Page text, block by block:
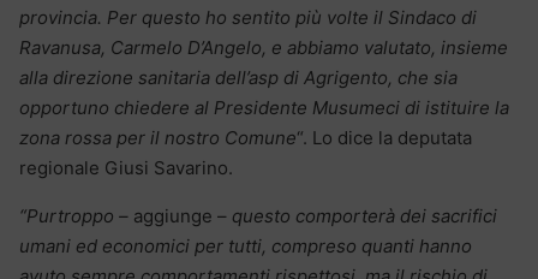
provincia. Per questo ho sentito più volte il Sindaco di
Ravanusa, Carmelo D’Angelo, e abbiamo valutato, insieme
alla direzione sanitaria dell’asp di Agrigento, che sia
opportuno chiedere al Presidente Musumeci di istituire la
zona rossa per il nostro Comune“. Lo dice la deputata
regionale Giusi Savarino.
“Purtroppo – aggiunge – questo comporterà dei sacrifici
umani ed economici per tutti, compreso quanti hanno